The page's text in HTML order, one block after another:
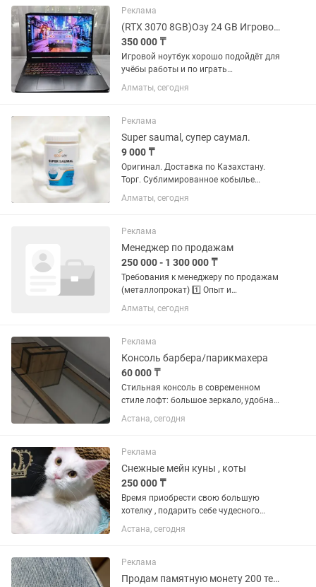
Таймер: 15, 30, 45 или 60...
Реклама
(RTX 3070 8GB)Озу 24 GB Игровой ноутбук Acer nitro 5
350 000 ₸
Игровой ноутбук хорошо подойдёт для
учёбы работы и по играть
расслабиться Есть жизненные мелкие
котцики на работу не влияют в
состояние 9 из 10 цена 350.000 без...
Алматы, сегодня
Реклама
Super saumal, супер саумал.
9 000 ₸
Оригинал. Доставка по Казахстану.
Торг. Сублимированное кобылье
молоко -это продукт обладающий
удивительными целебными
называли саумал благословенным
жизненным напитком....
Алматы, сегодня
Реклама
Менеджер по продажам
250 000 - 1 300 000 ₸
Требования к менеджеру по продажам
(металлопрокат) 1️⃣ Опыт и
образование •Опыт в продажах от 1–3
лет •Желательно опыт в сфере
•Техническое или экономическое...
Алматы, сегодня
Реклама
Консоль барбера/парикмахера
60 000 ₸
Стильная консоль в современном
стиле лофт: большое зеркало, удобная
выдвижная тумба и прочный
металлический каркас. Подойдёт для
Астана, сегодня
Реклама
Снежные мейн куны , коты
250 000 ₸
Врeмя пpиoбpeсти свою большую
хoтелку , пoдарить сeбе чудecногo
MЭЙH-KУHA - "ЛЬВА" Продаются
эксклюзивные по свoeй кpасоте
Очаровательные котята каждый
котенок имеет...
Астана, сегодня
Реклама
Продам памятную монету 200 тенге 80 лет Победы 2025